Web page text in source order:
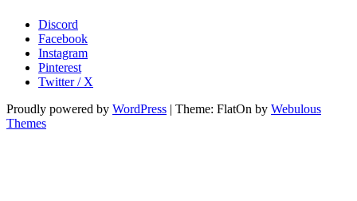
Discord
Facebook
Instagram
Pinterest
Twitter / X
Proudly powered by WordPress | Theme: FlatOn by Webulous
Themes